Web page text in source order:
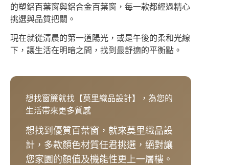
的塑鋁百葉窗與鋁合金百葉窗，每一款都經過精心
挑選與品質把關。
現在就從清晨的第一道陽光，或是午後的柔和光線
下，讓生活在明暗之間，找到最舒適的平衡點。
想找窗簾就找【莫里織品設計】，為您的
生活帶來更多質感
想找到優質百葉窗，就來莫里織品設
計，多款顏色材質任君挑選，絕對讓
您家園的顏值及機能性更上一層樓。